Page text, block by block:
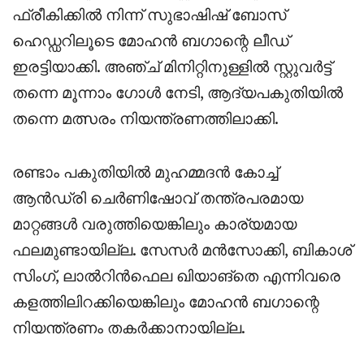
ഫ്രീകിക്കിൽ നിന്ന് സുഭാഷിഷ് ബോസ്
ഹെഡ്ഡറിലൂടെ മോഹൻ ബഗാന്റെ ലീഡ്
ഇരട്ടിയാക്കി. അഞ്ച് മിനിറ്റിനുള്ളിൽ സ്റ്റുവർട്ട്
തന്നെ മൂന്നാം ഗോൾ നേടി, ആദ്യപകുതിയിൽ
തന്നെ മത്സരം നിയന്ത്രണത്തിലാക്കി.
രണ്ടാം പകുതിയിൽ മുഹമ്മദൻ കോച്ച്
ആൻഡ്രി ചെർണിഷോവ് തന്ത്രപരമായ
മാറ്റങ്ങൾ വരുത്തിയെങ്കിലും കാര്യമായ
ഫലമുണ്ടായില്ല. സേസർ മൻസോക്കി, ബികാശ്
സിംഗ്, ലാൽറിൻഫെല ഖിയാങ്തെ എന്നിവരെ
കളത്തിലിറക്കിയെങ്കിലും മോഹൻ ബഗാന്റെ
നിയന്ത്രണം തകർക്കാനായില്ല.